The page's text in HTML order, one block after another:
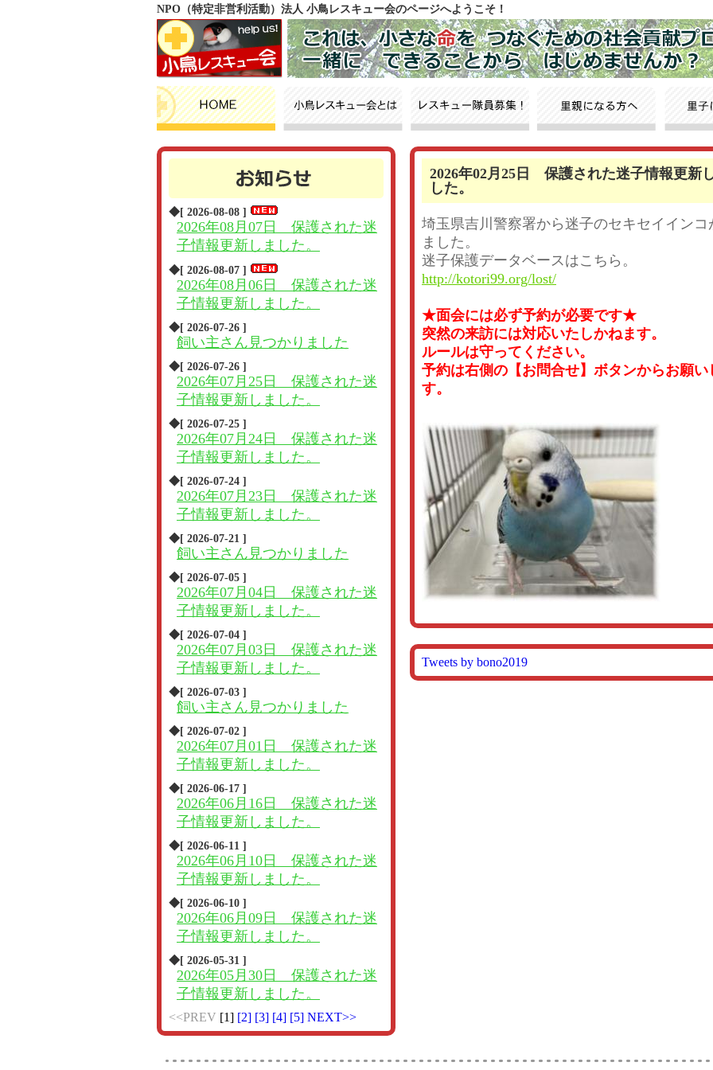
NPO（特定非営利活動）法人 小鳥レスキュー会のページへようこそ！
◆[ 2026-08-08 ]
2026年08月07日 保護された迷
子情報更新しました。
◆[ 2026-08-07 ]
2026年08月06日 保護された迷
子情報更新しました。
◆[ 2026-07-26 ]
飼い主さん見つかりました
◆[ 2026-07-26 ]
2026年07月25日 保護された迷
子情報更新しました。
◆[ 2026-07-25 ]
2026年07月24日 保護された迷
子情報更新しました。
◆[ 2026-07-24 ]
2026年07月23日 保護された迷
子情報更新しました。
◆[ 2026-07-21 ]
飼い主さん見つかりました
◆[ 2026-07-05 ]
2026年07月04日 保護された迷
子情報更新しました。
◆[ 2026-07-04 ]
2026年07月03日 保護された迷
子情報更新しました。
◆[ 2026-07-03 ]
飼い主さん見つかりました
◆[ 2026-07-02 ]
2026年07月01日 保護された迷
子情報更新しました。
◆[ 2026-06-17 ]
2026年06月16日 保護された迷
子情報更新しました。
◆[ 2026-06-11 ]
2026年06月10日 保護された迷
子情報更新しました。
◆[ 2026-06-10 ]
2026年06月09日 保護された迷
子情報更新しました。
◆[ 2026-05-31 ]
2026年05月30日 保護された迷
子情報更新しました。
<<PREV [1] [2] [3] [4] [5] NEXT>>
2026年02月25日 保護された迷子情報更新
した。
埼玉県吉川警察署から迷子のセキセイインコ
ました。
迷子保護データベースはこちら。
http://kotori99.org/lost/
★面会には必ず予約が必要です★
突然の来訪には対応いたしかねます。
ルールは守ってください。
予約は右側の【お問合せ】ボタンからお願い
す。
Tweets by bono2019